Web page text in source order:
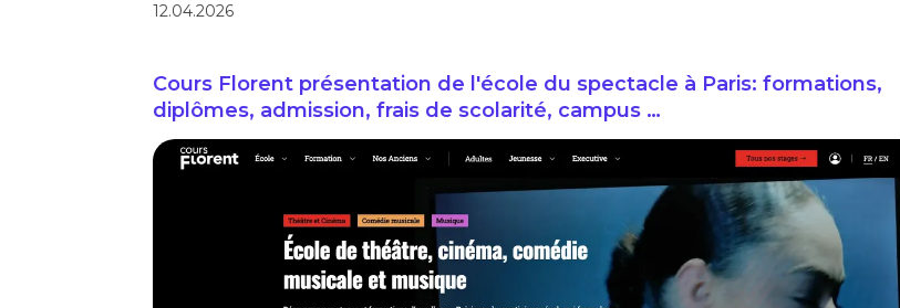
12.04.2026
Cours Florent présentation de l'école du spectacle à Paris: formations,
diplômes, admission, frais de scolarité, campus …